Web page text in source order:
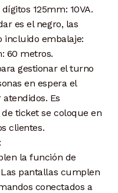
125mm: 10VA.
es el negro, las
incluido embalaje:
60 metros.
gestionar el turno
en espera el
Es
ticket se coloque en
clientes.
la función de
pantallas cumplen
conectados a